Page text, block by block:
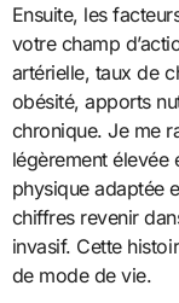
Ensuite, les
votre champ
artérielle, taux de
obésité, apports
chronique. Je me
légèrement élevée
physique adaptée
chiffres revenir
invasif. Cette
de mode de vie.